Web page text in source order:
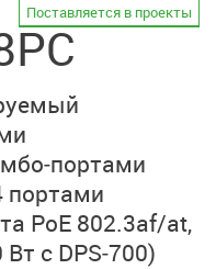
Поставляется в проекты
портами
PoE 802.3af/at,
с DPS‑700)